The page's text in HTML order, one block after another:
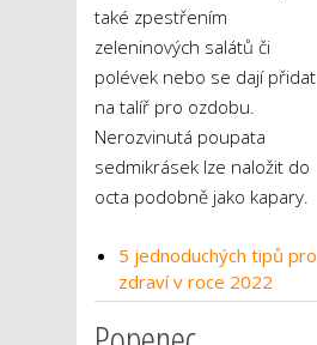
také zpestřením
zeleninových salátů či
polévek nebo se dají přidat
na talíř pro ozdobu.
Nerozvinutá poupata
sedmikrásek lze naložit do
octa podobně jako kapary.
5 jednoduchých tipů pro
zdraví v roce 2022